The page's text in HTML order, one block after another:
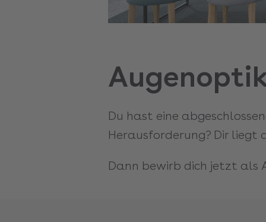
Du hast eine
Herausforderung? Dir liegt
Dann bewirb dich jetzt als